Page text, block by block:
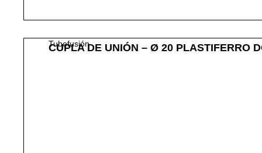
Tubofusión
CUPLA DE UNIÓN – Ø 20 PLASTIFERRO